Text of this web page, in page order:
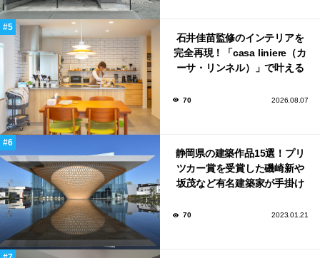
石井佳苗監修のインテリアを
完全再現！「casa liniere（カ
ーサ・リンネル）」で叶える
70 2026.08.07
静岡県の建築作品15選！プリ
ツカー賞を受賞した磯崎新や
坂茂など有名建築家が手掛け
70 2023.01.21